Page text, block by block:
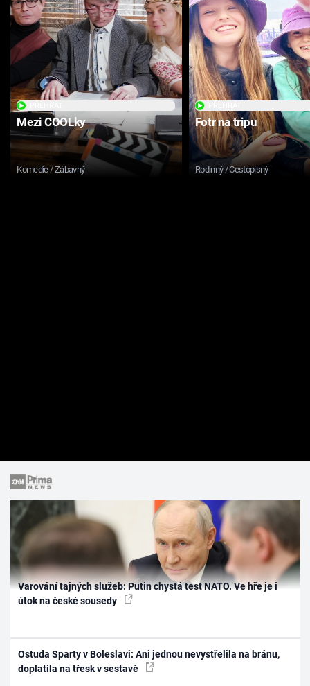
Mezi COOLky
Komedie / Zábavný
Fotr na tripu
Rodinný / Cestopisný
Varování tajných služeb: Putin chystá test NATO. Ve hře je i
útok na české sousedy
Ostuda Sparty v Boleslavi: Ani jednou nevystřelila na bránu,
doplatila na třesk v sestavě